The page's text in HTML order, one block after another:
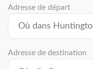
Adresse de départ
Adresse de destination